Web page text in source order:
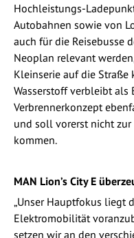
Hochleistungs-
Autobahnen sowie von
auch für die Reisebusse
Neoplan relevant
Kleinserie auf die Straße
Wasserstoff verbleibt
Verbrennerkonzept
und soll vorerst nicht zur
kommen.
MAN Lion’s City E
„Unser Hauptfokus liegt
Elektromobilität
setzen wir an den